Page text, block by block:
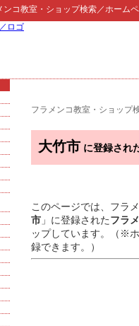
ンコ教室・ショップ検索／ホーム
フラメンコ教室・ショップ
大竹市 に登録され
このページでは、フラ
市 」に登録されたフラ
ップしています。（※
録できます。）